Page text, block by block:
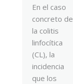
En el caso
concreto de
la colitis
linfocítica
(CL), la
incidencia
que los